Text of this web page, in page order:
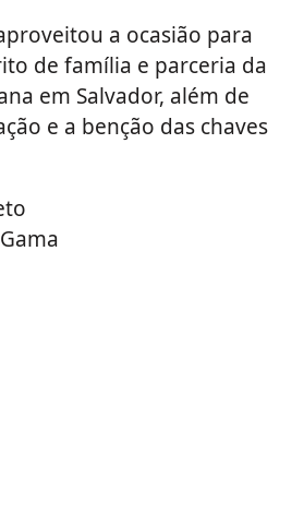
a ocasião para
de família e parceria da
em Salvador, além de
e a benção das chaves